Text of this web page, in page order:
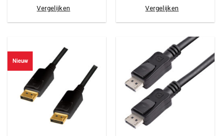
Vergelijken Vergelijken
Nieuw